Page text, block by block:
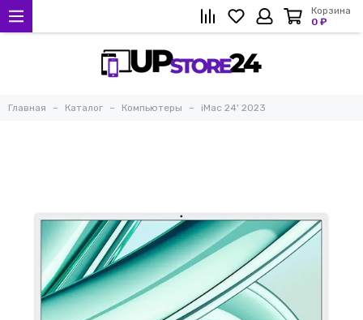
Корзина
0 ₽
Главная Каталог Компьютеры iMac 24' 2023